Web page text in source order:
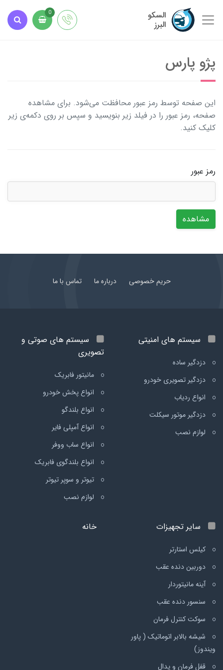
السکو
البرز
0
پژو پارس
این صفحه توسط رمز عبور محافظت می‌شود. برای مشاهده
صفحه، رمز عبور را در فیلد زیر بنویسید و سپس بر روی دکمه‌ی زیر
کلیک کنید.
رمز عبور
مشاهده
حریم خصوصی درباره ما تماس با ما
سیستم های امنیتی
دزدگیر ساده
دزدگیر تصویری خودرو
انواع ردیاب
دزدگیر موتور سیکلت
لوازم نصب
سیستم های صوتی و
تصویری
مانیتور فابریک
انواع پخش خودرو
انواع بلندگو
انواع آمپلی فایر
انواع ساب ووفر
انواع بلندگوی فابریک
تیوتر و سوپر تیوتر
لوازم نصب
سایر تجهیزات
کیلس استارتر
دوربین دنده عقب
آینه مانیتوردار
سنسور دنده عقب
سوکت کنترل فرمان
شیشه بالابر اتوماتیک ( پاور
ویندوز)
قفل فرمان و پدال
خانه